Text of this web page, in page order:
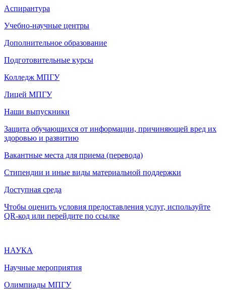
Аспирантура
Учебно-научные центры
Дополнительное образование
Подготовительные курсы
Колледж МПГУ
Лицей МПГУ
Наши выпускники
Защита обучающихся от информации, причиняющей вред их
здоровью и развитию
Вакантные места для приема (перевода)
Стипендии и иные виды материальной поддержки
Доступная среда
Чтобы оценить условия предоставления услуг, используйте
QR-код или перейдите по ссылке
НАУКА
Научные мероприятия
Олимпиады МПГУ